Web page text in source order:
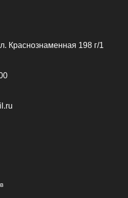
Краснознаменная 198 г/1